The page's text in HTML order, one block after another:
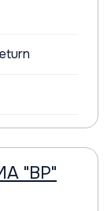
"BP"